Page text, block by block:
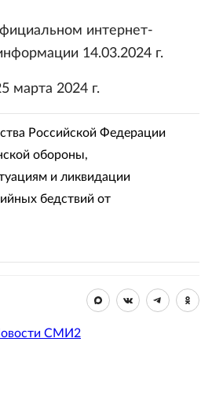
интернет-
14.03.2024 г.
марта 2024 г.
Российской Федерации
обороны,
и ликвидации
бедствий от
СМИ2